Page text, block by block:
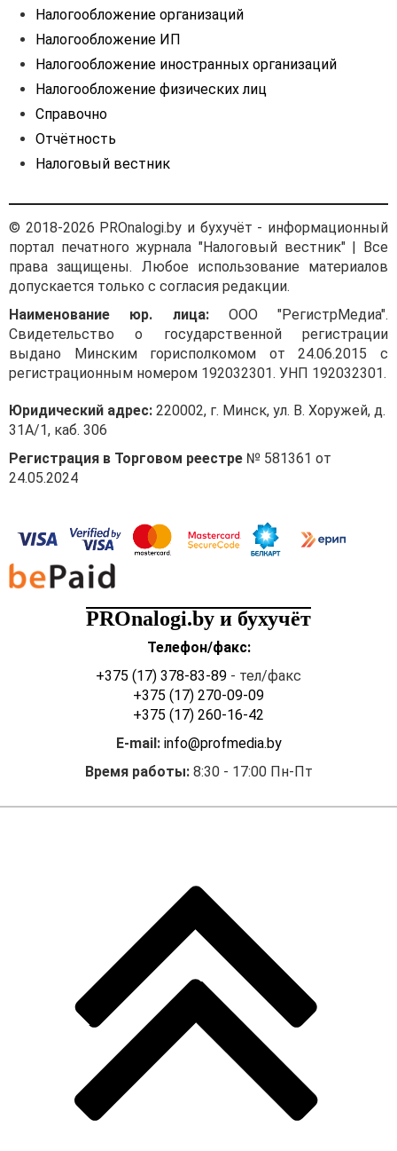
Налогообложение организаций
Налогообложение ИП
Налогообложение иностранных организаций
Налогообложение физических лиц
Справочно
Отчётность
Налоговый вестник
© 2018-2026 PROnalogi.by и бухучёт - информационный
портал печатного журнала "Налоговый вестник" | Все
права защищены. Любое использование материалов
допускается только с согласия редакции.
Наименование юр. лица:ООО "РегистрМедиа".
Свидетельство о государственной регистрации
выдано Минским горисполкомом от 24.06.2015 с
регистрационным номером 192032301. УНП 192032301.
Юридический адрес: 220002, г. Минск, ул. В. Хоружей, д.
31А/1, каб. 306
Регистрация в Торговом реестре № 581361 от
24.05.2024
PROnalogi.by и бухучёт
Телефон/факс:
+375 (17) 378-83-89 - тел/факс
+375 (17) 270-09-09
+375 (17) 260-16-42
E-mail: info@profmedia.by
Время работы:8:30 - 17:00 Пн-Пт